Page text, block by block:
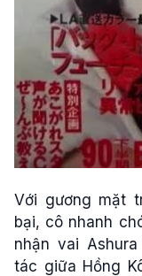
Với gương mặt
bại, cô nhanh
nhận vai
tác giữa Hồng